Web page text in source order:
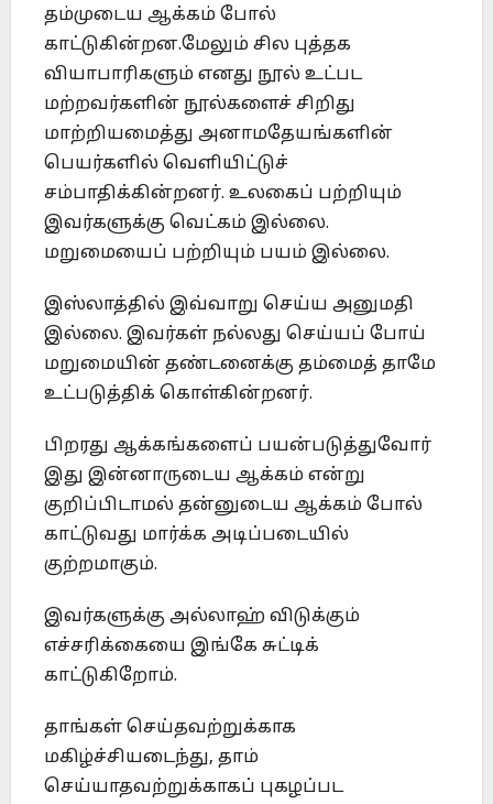
தம்முடைய ஆக்கம் போல்
காட்டுகின்றன.மேலும் சில புத்தக
வியாபாரிகளும் எனது நூல் உட்பட
மற்றவர்களின் நூல்களைச் சிறிது
மாற்றியமைத்து அனாமதேயங்களின்
பெயர்களில் வெளியிட்டுச்
சம்பாதிக்கின்றனர். உலகைப் பற்றியும்
இவர்களுக்கு வெட்கம் இல்லை.
மறுமையைப் பற்றியும் பயம் இல்லை.
இஸ்லாத்தில் இவ்வாறு செய்ய அனுமதி
இல்லை. இவர்கள் நல்லது செய்யப் போய்
மறுமையின் தண்டனைக்கு தம்மைத் தாமே
உட்படுத்திக் கொள்கின்றனர்.
பிறரது ஆக்கங்களைப் பயன்படுத்துவோர்
இது இன்னாருடைய ஆக்கம் என்று
குறிப்பிடாமல் தன்னுடைய ஆக்கம் போல்
காட்டுவது மார்க்க அடிப்படையில்
குற்றமாகும்.
இவர்களுக்கு அல்லாஹ் விடுக்கும்
எச்சரிக்கையை இங்கே சுட்டிக்
காட்டுகிறோம்.
தாங்கள் செய்தவற்றுக்காக
மகிழ்ச்சியடைந்து, தாம்
செய்யாதவற்றுக்காகப் புகழப்பட